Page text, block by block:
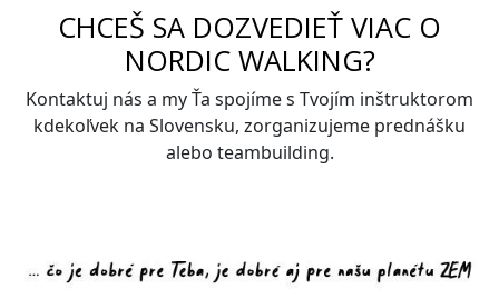
CHCEŠ SA DOZVEDIEŤ VIAC O
NORDIC WALKING?
Kontaktuj nás a my Ťa spojíme s Tvojím inštruktorom
kdekoľvek na Slovensku, zorganizujeme prednášku
alebo teambuilding.